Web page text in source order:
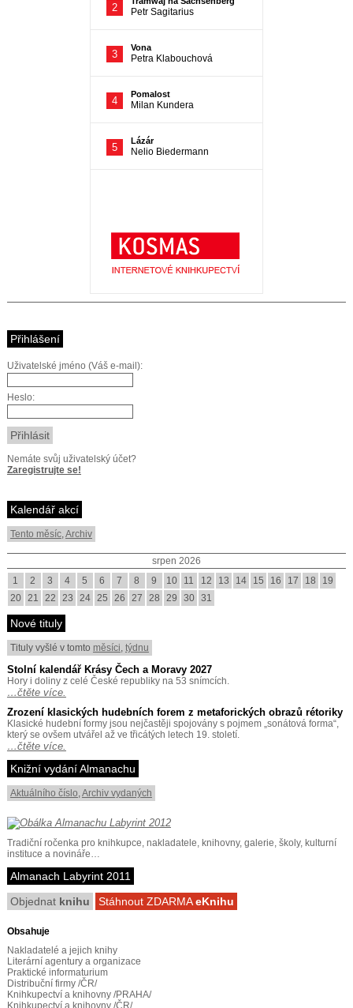
Přihlášení
Uživatelské jméno (Váš e-mail):
Heslo:
Nemáte svůj uživatelský účet?
Zaregistrujte se!
Kalendář akcí
Tento měsíc,Archiv
srpen 2026
1
2 3 4 5 6 7 8 9 10 11 12 13 14 15 16 17 18
19
20 21 22 23 24 25 26 27 28 29 30 31
Nové tituly
Tituly vyšlé v tomto měsíci, týdnu
Stolní kalendář Krásy Čech a Moravy 2027
Hory i doliny z celé České republiky na 53 snímcích.
…čtěte více.
Zrození klasických hudebních forem z metaforických obrazů rétoriky
Klasické hudební formy jsou nejčastěji spojovány s pojmem „sonátová forma“,
který se ovšem utvářel až ve třicátých letech 19. století.
…čtěte více.
Knižní vydání Almanachu
Aktuálního číslo,Archiv vydaných
Tradiční ročenka pro knihkupce, nakladatele, knihovny, galerie, školy, kulturní
instituce a novináře…
Almanach Labyrint 2011
Objednat knihu Stáhnout ZDARMAeKnihu
Obsahuje
Nakladatelé a jejich knihy
Literární agentury a organizace
Praktické informaturium
Distribuční firmy /ČR/
Knihkupectví a knihovny /PRAHA/
Knihkupectví a knihovny /ČR/